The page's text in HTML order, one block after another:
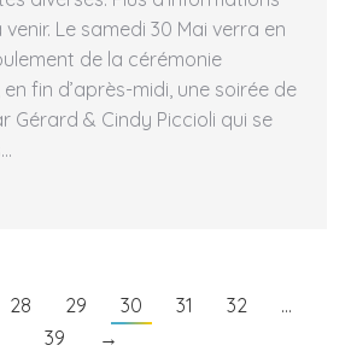
Le samedi 30 Mai verra en
de la cérémonie
fin d’après-midi, une soirée de
Gérard & Cindy Piccioli qui se
28 29 30 31 32
…
39
→